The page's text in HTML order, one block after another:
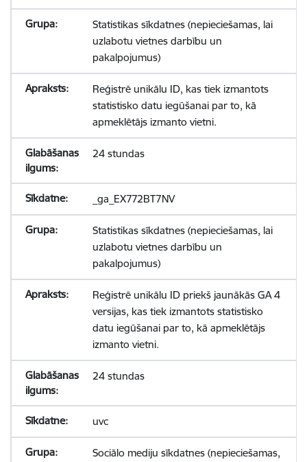
Statistikas sīkdatnes (nepieciešamas, lai
uzlabotu vietnes darbību un
pakalpojumus)
Reģistrē unikālu ID, kas tiek izmantots
statistisko datu iegūšanai par to, kā
apmeklētājs izmanto vietni.
24 stundas
_ga_EX772BT7NV
Statistikas sīkdatnes (nepieciešamas, lai
uzlabotu vietnes darbību un
pakalpojumus)
Reģistrē unikālu ID priekš jaunākās GA 4
versijas, kas tiek izmantots statistisko
datu iegūšanai par to, kā apmeklētājs
izmanto vietni.
24 stundas
uvc
Sociālo mediju sīkdatnes (nepieciešamas,